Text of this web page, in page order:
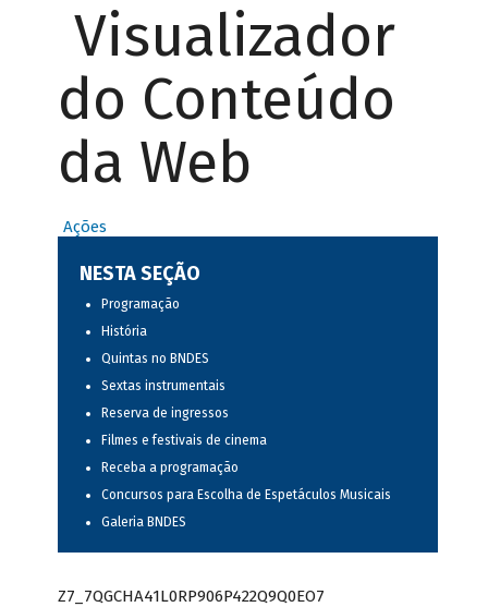
Visualizador
do Conteúdo
da Web
Ações
NESTA SEÇÃO
Programação
História
Quintas no BNDES
Sextas instrumentais
Reserva de ingressos
Filmes e festivais de cinema
Receba a programação
Concursos para Escolha de Espetáculos Musicais
Galeria BNDES
Z7_7QGCHA41L0RP906P422Q9Q0EO7